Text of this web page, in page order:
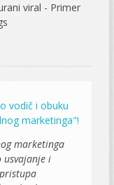
viral - Primer
vodič i obuku
marketinga"!
marketinga
usvajanje i